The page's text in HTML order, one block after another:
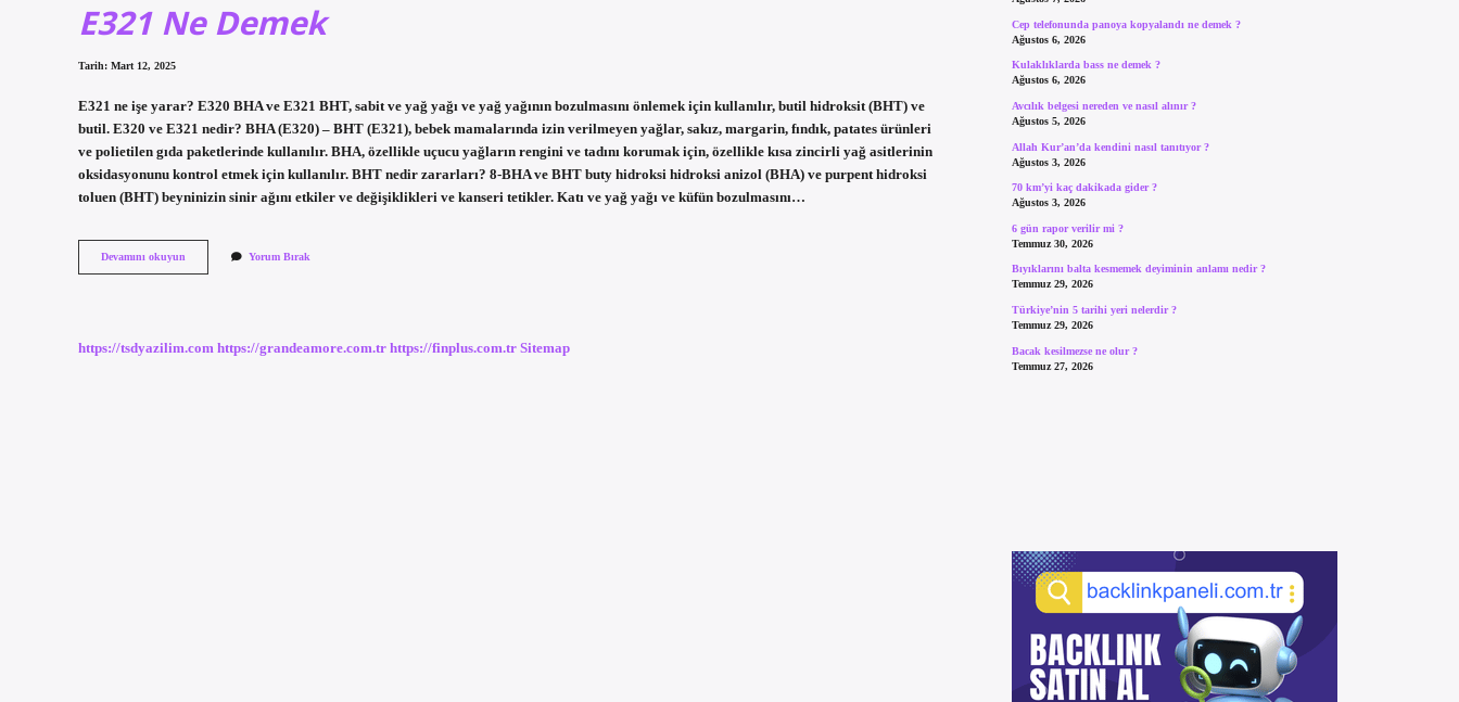
E321 Ne Demek
Tarih: Mart 12, 2025
E321 ne işe yarar? E320 BHA ve E321 BHT, sabit ve yağ yağı ve yağ yağının bozulmasını önlemek için kullanılır, butil hidroksit (BHT) ve
butil. E320 ve E321 nedir? BHA (E320) – BHT (E321), bebek mamalarında izin verilmeyen yağlar, sakız, margarin, fındık, patates ürünleri
ve polietilen gıda paketlerinde kullanılır. BHA, özellikle uçucu yağların rengini ve tadını korumak için, özellikle kısa zincirli yağ asitlerinin
oksidasyonunu kontrol etmek için kullanılır. BHT nedir zararları? 8-BHA ve BHT buty hidroksi hidroksi anizol (BHA) ve purpent hidroksi
toluen (BHT) beyninizin sinir ağını etkiler ve değişiklikleri ve kanseri tetikler. Katı ve yağ yağı ve küfün bozulmasını…
Devamını okuyun
Ne
Yorum Bırak
https://tsdyazilim.com https://grandeamore.com.tr https://finplus.com.tr Sitemap
Cep telefonunda panoya kopyalandı ne demek ?
Ağustos 6, 2026
Kulaklıklarda bass ne demek ?
Ağustos 6, 2026
Avcılık belgesi nereden ve nasıl alınır ?
Ağustos 5, 2026
Allah Kur’an’da kendini nasıl tanıtıyor ?
Ağustos 3, 2026
70 km’yi kaç dakikada gider ?
Ağustos 3, 2026
6 gün rapor verilir mi ?
Temmuz 30, 2026
Bıyıklarını balta kesmemek deyiminin anlamı nedir ?
Temmuz 29, 2026
Türkiye’nin 5 tarihi yeri nelerdir ?
Temmuz 29, 2026
Bacak kesilmezse ne olur ?
Temmuz 27, 2026